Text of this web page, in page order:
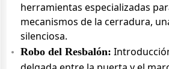
herramientas especializadas
mecanismos de la cerradura,
silenciosa.
Robo del Resbalón: